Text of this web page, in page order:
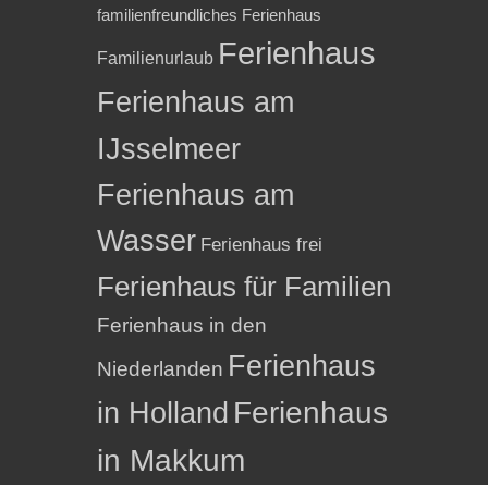
familienfreundliches Ferienhaus
Familienurlaub Ferienhaus
Ferienhaus am
IJsselmeer
Ferienhaus am
Wasser Ferienhaus frei
Ferienhaus für Familien
Ferienhaus in den
Niederlanden Ferienhaus
in Holland Ferienhaus
in Makkum